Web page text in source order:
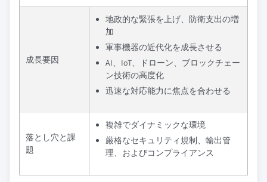
成長要因
地政的な緊張を上げ、防衛支出の増
加
軍事機器の近代化を成長させる
AI、IoT、ドローン、ブロックチェー
ン技術の高度化
迅速な対応能力に焦点を合わせる
落とし穴と課
題
複雑でダイナミックな環境
厳格なセキュリティ規制、輸出管
理、およびコンプライアンス